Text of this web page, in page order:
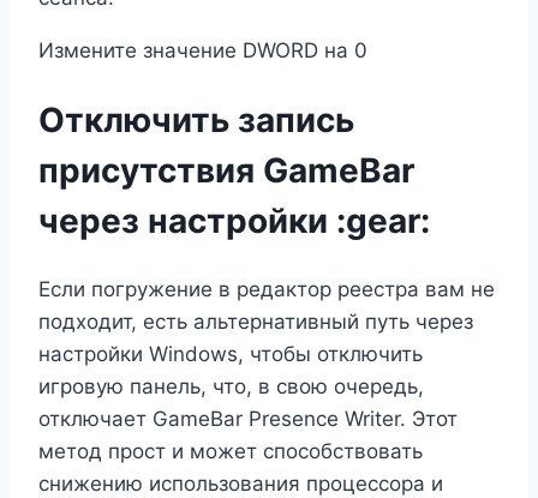
Измените значение DWORD на 0
Отключить запись
присутствия GameBar
через настройки :gear:
Если погружение в редактор реестра вам не
подходит, есть альтернативный путь через
настройки Windows, чтобы отключить
игровую панель, что, в свою очередь,
отключает GameBar Presence Writer. Этот
метод прост и может способствовать
снижению использования процессора и